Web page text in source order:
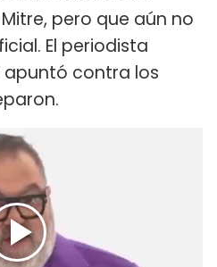
pero que aún no
El periodista
contra los